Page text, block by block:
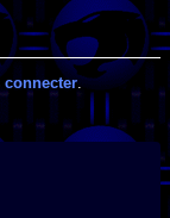
connecter.